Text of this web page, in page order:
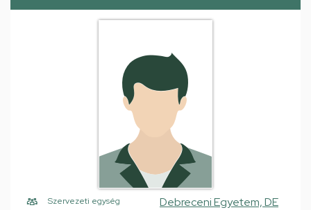
Szervezeti egység
Debreceni Egyetem, DE